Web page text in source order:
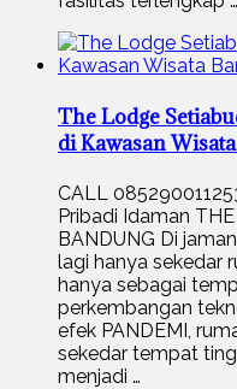
The Lodge
di Kawasan
CALL
Pribadi Idaman
BANDUNG Di
lagi hanya sekedar
hanya sebagai
perkembangan
efek PANDEMI,
sekedar tempat
menjadi …